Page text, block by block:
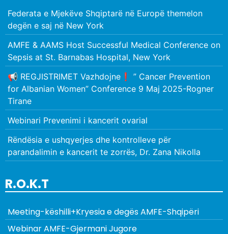
Federata e Mjekëve Shqiptarë në Europë themelon
degën e saj në New York
AMFE & AAMS Host Successful Medical Conference on
Sepsis at St. Barnabas Hospital, New York
📢 REGJISTRIMET Vazhdojne❗️ ” Cancer Prevention
for Albanian Women” Conference 9 Maj 2025-Rogner
Tirane
Webinari Prevenimi i kancerit ovarial
Rëndësia e ushqyerjes dhe kontrolleve për
parandalimin e kancerit te zorrës, Dr. Zana Nikolla
R.O.K.T
Meeting-këshilli+Kryesia e degës AMFE-Shqipëri
Webinar AMFE-Gjermani Jugore